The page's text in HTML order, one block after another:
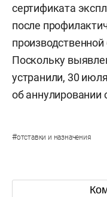
сертификата
после
Поскольку
устранили, 30
об аннулировании
#отставки и назначения